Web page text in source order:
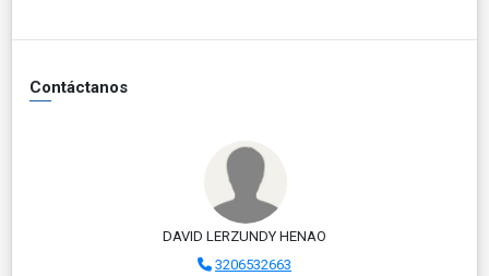
Contáctanos
DAVID LERZUNDY HENAO
3206532663